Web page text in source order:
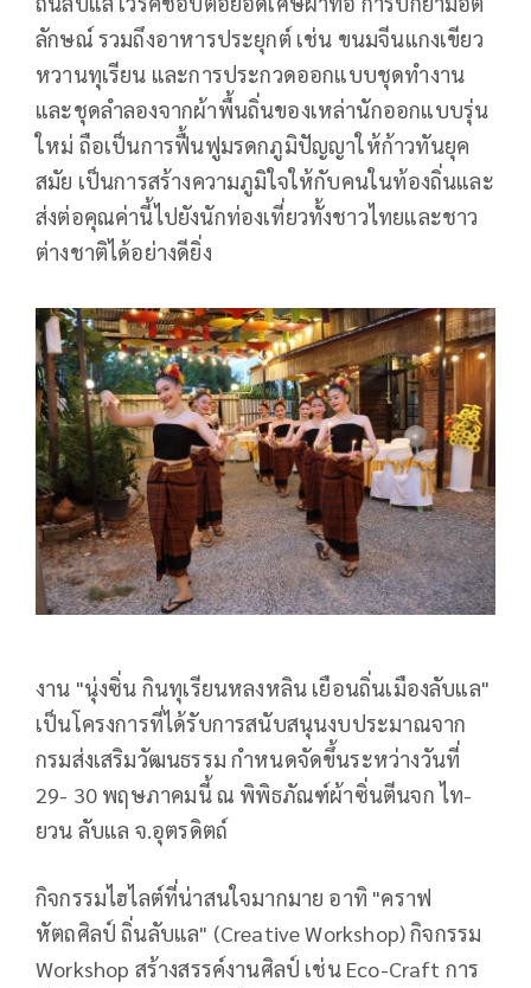
ลักษณ์ รวมถึงอาหารประยุกต์ เช่น ขนมจีนแกงเขียว
หวานทุเรียน และการประกวดออกแบบชุดทำงาน
และชุดลำลองจากผ้าพื้นถิ่นของเหล่านักออกแบบรุ่น
ใหม่ ถือเป็นการฟื้นฟูมรดกภูมิปัญญาให้ก้าวทันยุค
สมัย เป็นการสร้างความภูมิใจให้กับคนในท้องถิ่นและ
ส่งต่อคุณค่านี้ไปยังนักท่องเที่ยวทั้งชาวไทยและชาว
ต่างชาติได้อย่างดียิ่ง
งาน "นุ่งซิ่น กินทุเรียนหลงหลิน เยือนถิ่นเมืองลับแล"
เป็นโครงการที่ได้รับการสนับสนุนงบประมาณจาก
กรมส่งเสริมวัฒนธรรม กำหนดจัดขึ้นระหว่างวันที่
29- 30 พฤษภาคมนี้ ณ พิพิธภัณฑ์ผ้าซิ่นตีนจก ไท-
ยวน ลับแล จ.อุตรดิตถ์
กิจกรรมไฮไลต์ที่น่าสนใจมากมาย อาทิ "คราฟ
หัตถศิลป์ ถิ่นลับแล" (Creative Workshop) กิจกรรม
Workshop สร้างสรรค์งานศิลป์ เช่น Eco-Craft การ